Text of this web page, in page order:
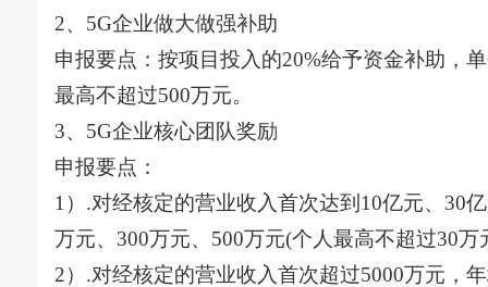
2、5G企业做大做强补助
申报要点：按项目投入的20%给予资金补助，
最高不超过500万元。
3、5G企业核心团队奖励
申报要点：
1）.对经核定的营业收入首次达到10亿元、30
万元、300万元、500万元(个人最高不超过30万
2）.对经核定的营业收入首次超过5000万元，